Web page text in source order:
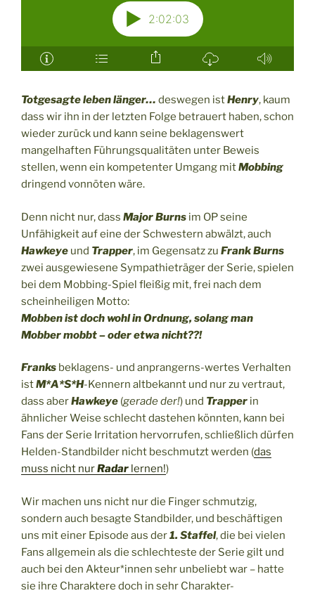
Totgesagte leben länger… deswegen istHenry, kaum
dass wir ihn in der letzten Folge betrauert haben, schon
wieder zurück und kann seine beklagenswert
mangelhaften Führungsqualitäten unter Beweis
stellen, wenn ein kompetenter Umgang mitMobbing
dringend vonnöten wäre.
Denn nicht nur, dass Major Burns im OP seine
Unfähigkeit auf eine der Schwestern abwälzt, auch
Hawkeye und Trapper, im Gegensatz zu Frank Burns
zwei ausgewiesene Sympathieträger der Serie, spielen
bei dem Mobbing-Spiel fleißig mit, frei nach dem
scheinheiligen Motto:
Mobben ist doch wohl in Ordnung, solang man
Mobber mobbt – oder etwa nicht??!
Franks beklagens- und anprangerns-wertes Verhalten
istM*A*S*H-Kennern altbekannt und nur zu vertraut,
dass aberHawkeye (gerade der!) und Trapper in
ähnlicher Weise schlecht dastehen könnten, kann bei
Fans der Serie Irritation hervorrufen, schließlich dürfen
Helden-Standbilder nicht beschmutzt werden (das
muss nicht nurRadar lernen!)
Wir machen uns nicht nur die Finger schmutzig,
sondern auch besagte Standbilder, und beschäftigen
uns mit einer Episode aus der1. Staffel, die bei vielen
Fans allgemein als die schlechteste der Serie gilt und
auch bei den Akteur*innen sehr unbeliebt war – hatte
sie ihre Charaktere doch in sehr Charakter-